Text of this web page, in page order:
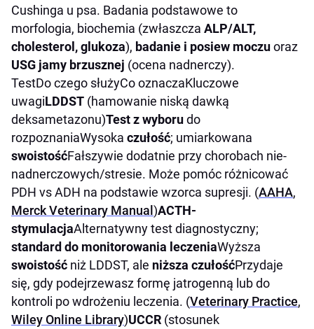
Cushinga u psa. Badania podstawowe to
morfologia, biochemia (zwłaszcza ALP/ALT,
cholesterol, glukoza), badanie i posiew moczuoraz
USG jamy brzusznej (ocena nadnerczy).
TestDo czego służyCo oznaczaKluczowe
uwagiLDDST (hamowanie niską dawką
deksametazonu)Test z wyborudo
rozpoznaniaWysoka czułość; umiarkowana
swoistośćFałszywie dodatnie przy chorobach nie-
nadnerczowych/stresie. Może pomóc różnicować
PDH vs ADH na podstawie wzorca supresji. (AAHA,
Merck Veterinary Manual)ACTH-
stymulacjaAlternatywny test diagnostyczny;
standard do monitorowania leczeniaWyższa
swoistość niż LDDST, ale niższa czułośćPrzydaje
się, gdy podejrzewasz formę jatrogenną lub do
kontroli po wdrożeniu leczenia. (Veterinary Practice,
Wiley Online Library)UCCR (stosunek